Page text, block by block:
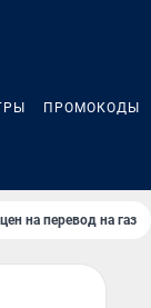
ПРОМОКОДЫ
на перевод на газ